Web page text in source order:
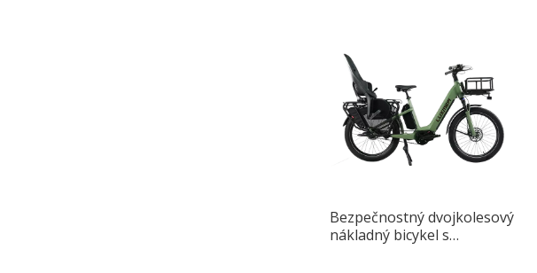
Bezpečnostný dvojkolesový
nákladný bicykel s